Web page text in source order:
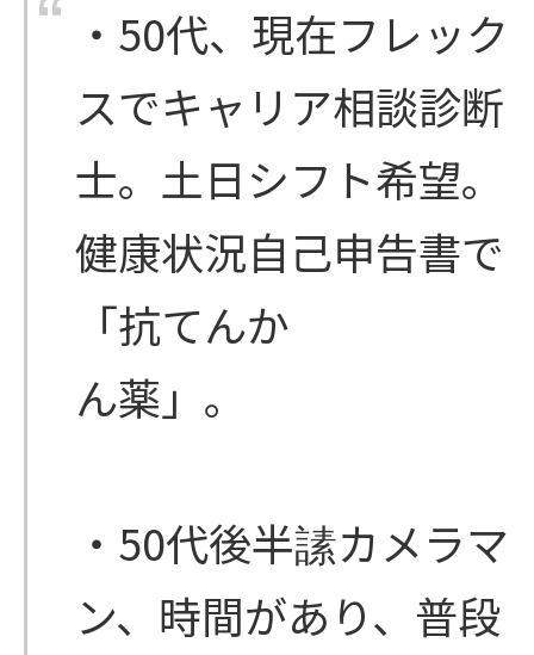
・50代、現在フレック
スでキャリア相談診断
士。土日シフト希望。
健康状況自己申告書で
「抗てんか
ん薬」。
・50代後半䛾カメラマ
ン、時間があり、普段